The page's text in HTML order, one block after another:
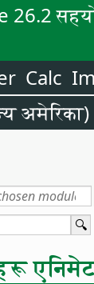
26.2
Calc
अमेरिका)
एनिमेट